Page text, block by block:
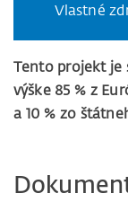
Vlastné
Tento projekt je
výške 85 % z
a 10 % zo